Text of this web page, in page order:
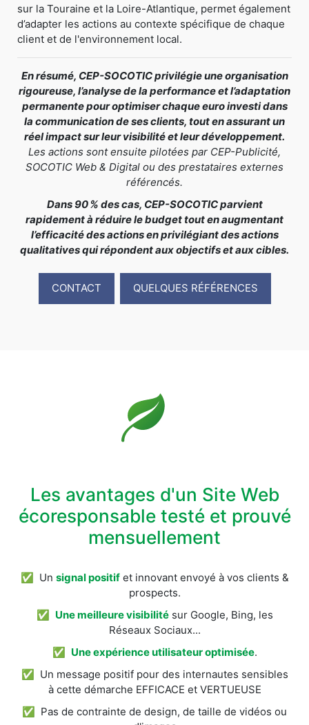
sur la Touraine et la Loire-Atlantique, permet également
d’adapter les actions au contexte spécifique de chaque
client et de l'environnement local.
En résumé, CEP-SOCOTIC privilégie une organisation
rigoureuse, l’analyse de la performance et l’adaptation
permanente pour optimiser chaque euro investi dans
la communication de ses clients, tout en assurant un
réel impact sur leur visibilité et leur développement.
Les actions sont ensuite pilotées par CEP-Publicité,
SOCOTIC Web & Digital ou des prestataires externes
référencés.
Dans 90 % des cas, CEP-SOCOTIC parvient
rapidement à réduire le budget tout en augmentant
l’efficacité des actions en privilégiant des actions
qualitatives qui répondent aux objectifs et aux cibles.
CONTACT QUELQUES RÉFÉRENCES
Les avantages d'un Site Web
écoresponsable testé et prouvé
mensuellement
✅ Un signal positifet innovant envoyé à vos clients &
prospects.
✅ Une meilleure visibilitésur Google, Bing, les
Réseaux Sociaux...
✅ Une expérience utilisateur optimisée.
✅ Un message positif pour des internautes sensibles
à cette démarche EFFICACE et VERTUEUSE
✅ Pas de contrainte de design, de taille de vidéos ou